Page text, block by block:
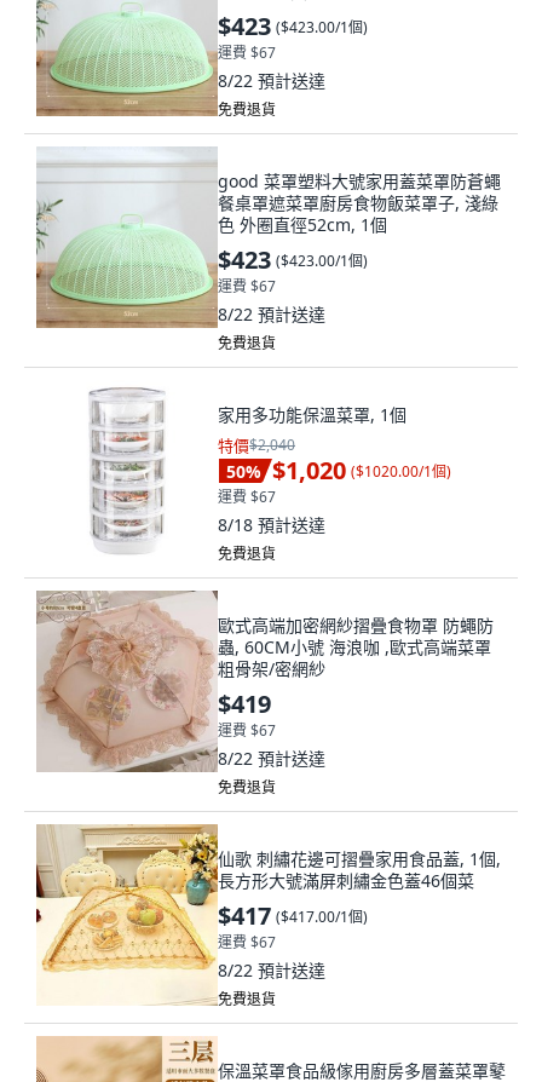
$423 ($423.00/1個)
運費 $67
8/22 預計送達
免費退貨
good 菜罩塑料大號家用蓋菜罩防蒼蠅
餐桌罩遮菜罩廚房食物飯菜罩子, 淺綠
色 外圈直徑52cm, 1個
$423 ($423.00/1個)
運費 $67
8/22 預計送達
免費退貨
家用多功能保溫菜罩, 1個
特價$2,040
50% $1,020 ($1020.00/1個)
運費 $67
8/18 預計送達
免費退貨
歐式高端加密網紗摺疊食物罩 防蠅防
蟲, 60CM小號 海浪咖 ,歐式高端菜罩
粗骨架/密網紗
$419
運費 $67
8/22 預計送達
免費退貨
仙歌 刺繡花邊可摺疊家用食品蓋, 1個,
長方形大號滿屏刺繡金色蓋46個菜
$417 ($417.00/1個)
運費 $67
8/22 預計送達
免費退貨
保溫菜罩食品級傢用廚房多層蓋菜罩鼕